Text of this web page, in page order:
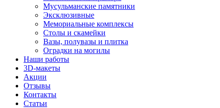
Мусульманские памятники
Эксклюзивные
Мемориальные комплексы
Столы и скамейки
Вазы, полувазы и плитка
Оградки на могилы
Наши работы
3D-макеты
Акции
Отзывы
Контакты
Статьи